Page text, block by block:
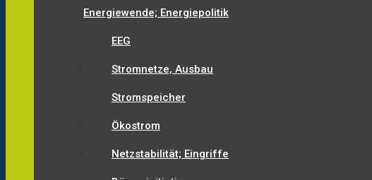
Energiewende; Energiepolitik
EEG
Stromnetze, Ausbau
Stromspeicher
Ökostrom
Netzstabilität; Eingriffe